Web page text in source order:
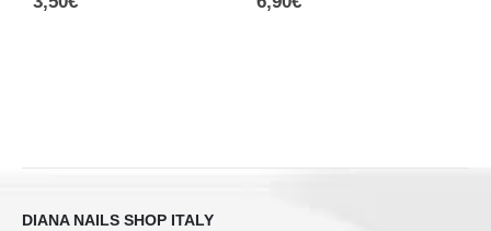
DIANA NAILS SHOP ITALY